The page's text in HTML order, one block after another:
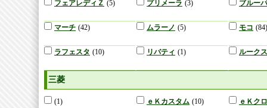
フェアレディＺ (5) プリメーラ (3) ブルー
マーチ (42) ムラーノ (5) モコ (84)
ラフェスタ (10) リバティ (1) ルークス
三菱
(1) ｅＫカスタム (10) ｅＫク